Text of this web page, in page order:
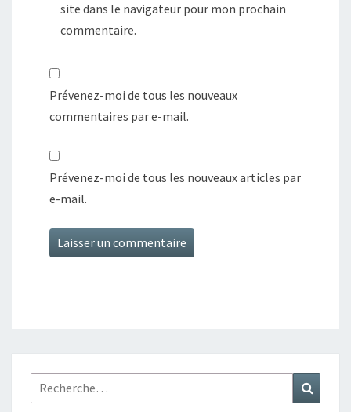
site dans le navigateur pour mon prochain
commentaire.
Prévenez-moi de tous les nouveaux
commentaires par e-mail.
Prévenez-moi de tous les nouveaux articles par
e-mail.
Rechercher :